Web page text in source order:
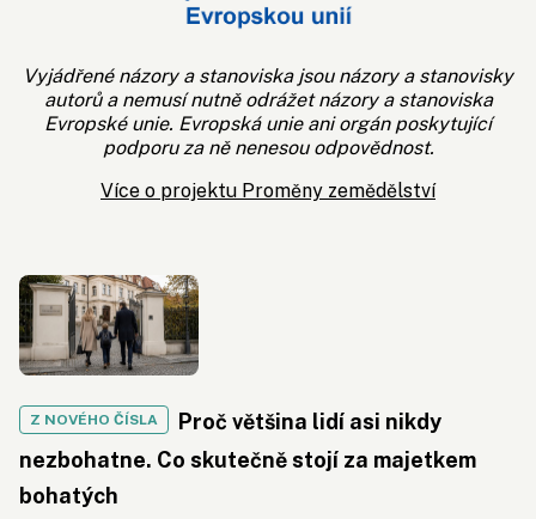
Vyjádřené názory a stanoviska jsou názory a stanovisky
autorů a nemusí nutně odrážet názory a stanoviska
Evropské unie. Evropská unie ani orgán poskytující
podporu za ně nenesou odpovědnost.
Více o projektu Proměny zemědělství
Z NOVÉHO ČÍSLA
Proč většina lidí asi nikdy
nezbohatne. Co skutečně stojí za majetkem
bohatých